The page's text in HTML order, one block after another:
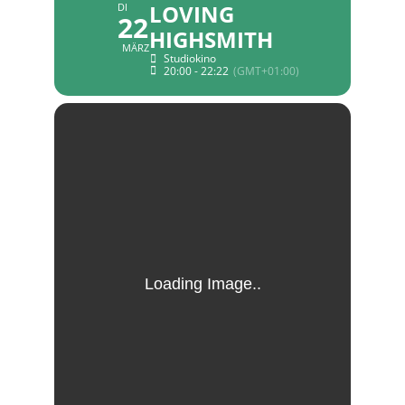
DI
22
MÄRZ
LOVING
HIGHSMITH
Studiokino
20:00 - 22:22 (GMT+01:00)